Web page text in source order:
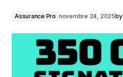
Assurance Pro novembre 24, 2025by